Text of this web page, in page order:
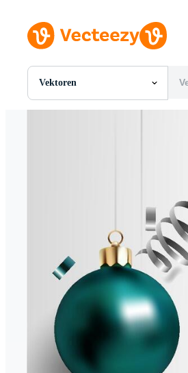
Vektoren
Alle Bilder
Redaktionelle Ereignisse